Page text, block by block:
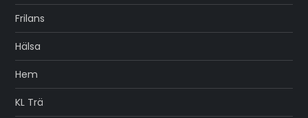
Frilans
Hälsa
Hem
KL Trä